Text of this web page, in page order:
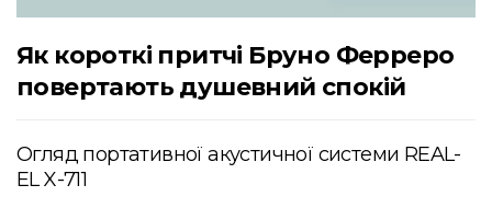
Як короткі притчі Бруно Ферреро
повертають душевний спокій
Огляд портативної акустичної системи REAL-
EL X-711